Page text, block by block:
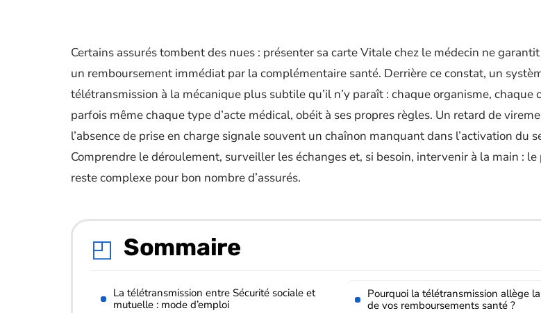
Certains assurés tombent des nues : présenter sa carte Vitale chez le médecin ne
un remboursement immédiat par la complémentaire santé. Derrière ce constat, un
télétransmission à la mécanique plus subtile qu’il n’y paraît : chaque organisme, chaque
parfois même chaque type d’acte médical, obéit à ses propres règles. Un retard de
l’absence de prise en charge signale souvent un chaînon manquant dans l’activation du
Comprendre le déroulement, surveiller les échanges et, si besoin, intervenir à la main : le
reste complexe pour bon nombre d’assurés.
Sommaire
La télétransmission entre Sécurité sociale et
mutuelle : mode d’emploi
Pourquoi la télétransmission allège
de vos remboursements santé ?